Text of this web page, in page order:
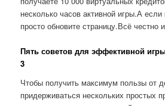
несколько часов активной игры.А
просто обновите страницу.Всё честно
Пять советов для эффективной
3
Чтобы получить максимум пользы от
придерживаться нескольких простых